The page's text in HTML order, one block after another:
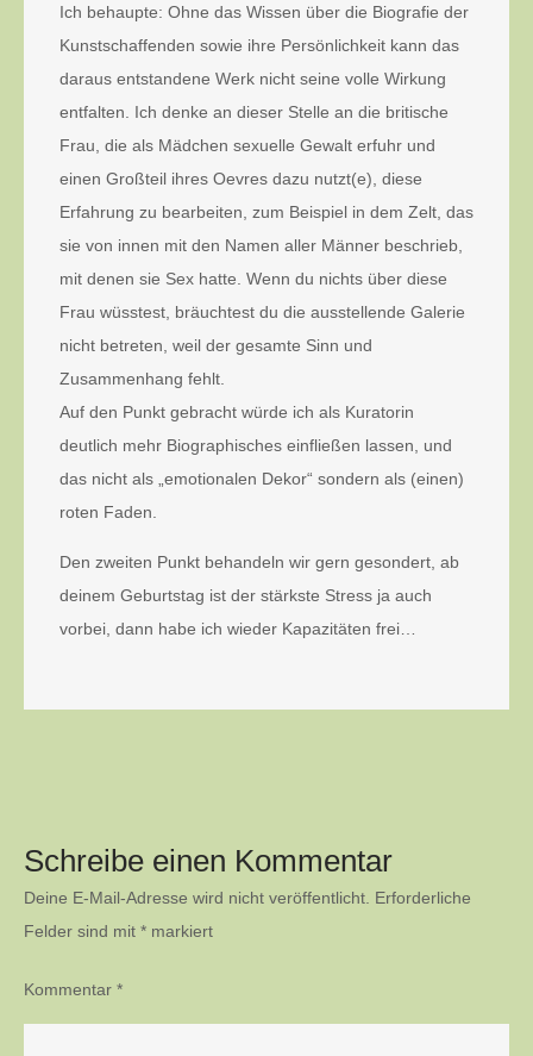
Ich behaupte: Ohne das Wissen über die Biografie der
Kunstschaffenden sowie ihre Persönlichkeit kann das
daraus entstandene Werk nicht seine volle Wirkung
entfalten. Ich denke an dieser Stelle an die britische
Frau, die als Mädchen sexuelle Gewalt erfuhr und
einen Großteil ihres Oevres dazu nutzt(e), diese
Erfahrung zu bearbeiten, zum Beispiel in dem Zelt, das
sie von innen mit den Namen aller Männer beschrieb,
mit denen sie Sex hatte. Wenn du nichts über diese
Frau wüsstest, bräuchtest du die ausstellende Galerie
nicht betreten, weil der gesamte Sinn und
Zusammenhang fehlt.
Auf den Punkt gebracht würde ich als Kuratorin
deutlich mehr Biographisches einfließen lassen, und
das nicht als „emotionalen Dekor“ sondern als (einen)
roten Faden.
Den zweiten Punkt behandeln wir gern gesondert, ab
deinem Geburtstag ist der stärkste Stress ja auch
vorbei, dann habe ich wieder Kapazitäten frei…
Schreibe einen Kommentar
Deine E-Mail-Adresse wird nicht veröffentlicht. Erforderliche
Felder sind mit * markiert
Kommentar *